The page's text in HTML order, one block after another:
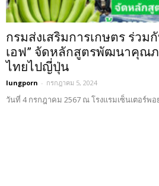
กรมส่งเสริมการเกษตร ร่วม
เอฟ” จัดหลักสูตรพัฒนาคุณ
ไทยไปญี่ปุ่น
lungporn - กรกฎาคม 5, 2024
วันที่ 4 กรกฎาคม 2567 ณ โรงแรมเซ็นเตอร์พอ